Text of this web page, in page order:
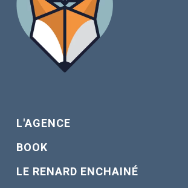
L'AGENCE
BOOK
LE RENARD ENCHAINÉ